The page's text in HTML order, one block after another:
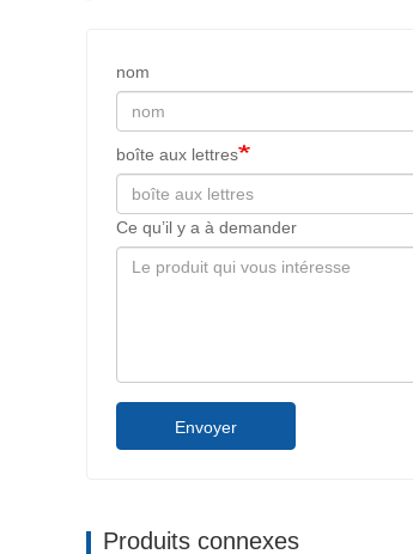
nom
boîte aux lettres
Ce qu’il y a à demander
Envoyer
Produits connexes